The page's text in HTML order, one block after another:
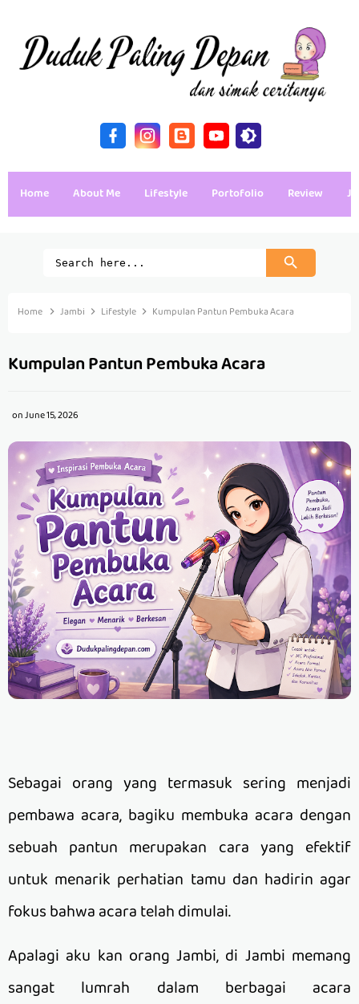
Home About Me Lifestyle Portofolio Review
Home Jambi Lifestyle Kumpulan Pantun Pembuka Acara
Kumpulan Pantun Pembuka Acara
onJune 15, 2026
Sebagai orang yang termasuk sering menjadi
pembawa acara, bagiku membuka acara dengan
sebuah pantun merupakan cara yang efektif
untuk menarik perhatian tamu dan hadirin agar
fokus bahwa acara telah dimulai.
Apalagi aku kan orang Jambi, di Jambi memang
sangat lumrah dalam berbagai acara